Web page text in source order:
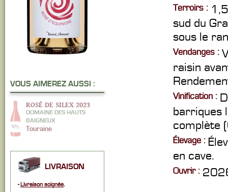
VOUS AIMEREZ AUSSI :
ROSÉ DE SILEX 2023
DOMAINE DES HAUTS
BAIGNEUX
Touraine
LIVRAISON
-Livraison soignée.
Terroirs :
sud du
sous le
Vendanges :
raisin
Vinification :
barriques
complète
Élevage :
en cave.
Ouvrir :